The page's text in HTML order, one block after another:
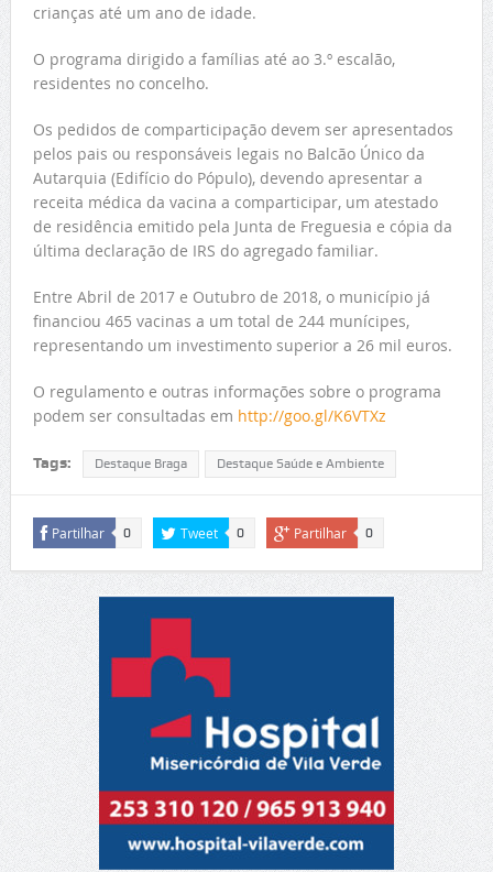
crianças até um ano de idade.
O programa dirigido a famílias até ao 3.º escalão,
residentes no concelho.
Os pedidos de comparticipação devem ser apresentados
pelos pais ou responsáveis legais no Balcão Único da
Autarquia (Edifício do Pópulo), devendo apresentar a
receita médica da vacina a comparticipar, um atestado
de residência emitido pela Junta de Freguesia e cópia da
última declaração de IRS do agregado familiar.
Entre Abril de 2017 e Outubro de 2018, o município já
financiou 465 vacinas a um total de 244 munícipes,
representando um investimento superior a 26 mil euros.
O regulamento e outras informações sobre o programa
podem ser consultadas em http://goo.gl/K6VTXz
Tags: Destaque Braga Destaque Saúde e Ambiente
Partilhar 0 Tweet 0 Partilhar 0